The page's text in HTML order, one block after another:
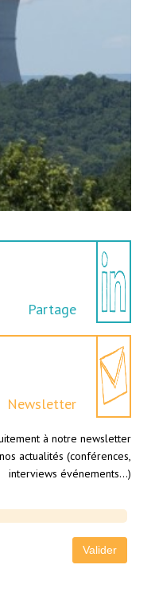
Partage
Newsletter
à notre newsletter
actualités (conférences,
interviews événements…)